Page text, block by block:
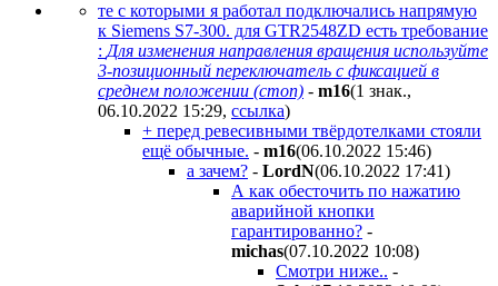
те с которыми я работал подключались напрямую
к Siemens S7-300. для GТR2548ZD есть требование
: Для изменения направления вращения используйте
3-позиционный переключатель с фиксацией в
среднем положении (стоп) - m16(1 знак.,
06.10.2022 15:29, ссылка)
+ перед ревесивными твёрдотелками стояли
ещё обычные. - m16(06.10.2022 15:46)
а зачем? - LordN(06.10.2022 17:41)
А как обесточить по нажатию
аварийной кнопки
гарантированно? -
michas(07.10.2022 10:08)
Смотри ниже.. -